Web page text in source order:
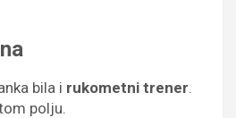
bila i rukometni trener.
polju.